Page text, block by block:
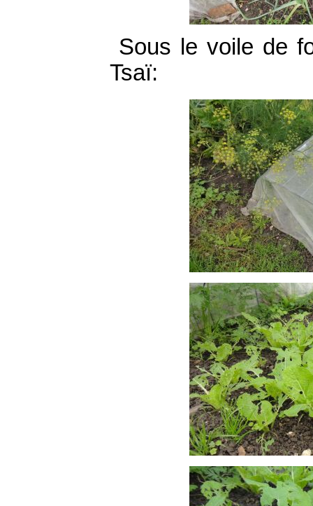
Sous le voile de
Tsaï: